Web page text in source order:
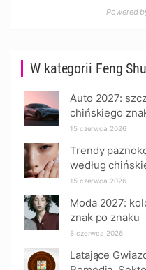
W kategorii Feng
Auto 2027:
chińskiego
15 czerwca 2026
Trendy
według
15 czerwca 2026
Moda 2027:
znak po znaku
8 czerwca 2026
Latające
Powered